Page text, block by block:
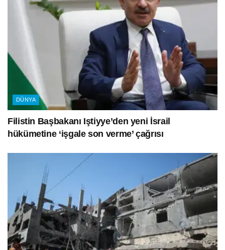
DÜNYA
Filistin Başbakanı Iştiyye’den yeni İsrail
hükümetine ‘işgale son verme’ çağrısı